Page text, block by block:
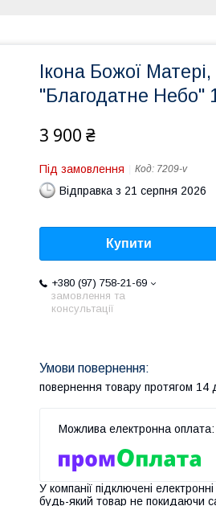
Ікона Божої
"Благодатне Небо"
3 900 ₴
Під замовлення Код: 7209-v
Відправка з 21 серпня 2026
Купити
+380 (97) 758-21-69
замовлення та
консультації
повернення товару протягом 14
У компанії підключені
будь-який товар не покидаючи